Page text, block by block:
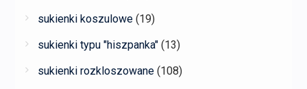
sukienki koszulowe (19)
sukienki typu "hiszpanka" (13)
sukienki rozkloszowane (108)